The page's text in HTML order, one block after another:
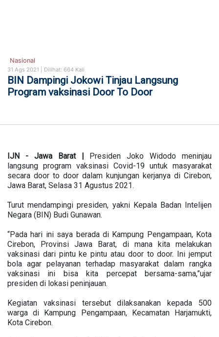
Nasional
31 Ags 2021 | Dilihat: 664 Kali
BIN Dampingi Jokowi Tinjau Langsung
Program vaksinasi Door To Door
IJN - Jawa Barat | Presiden Joko Widodo meninjau
langsung program vaksinasi Covid-19 untuk masyarakat
secara door to door dalam kunjungan kerjanya di Cirebon,
Jawa Barat, Selasa 31 Agustus 2021.
Turut mendampingi presiden, yakni Kepala Badan Intelijen
Negara (BIN) Budi Gunawan.
“Pada hari ini saya berada di Kampung Pengampaan, Kota
Cirebon, Provinsi Jawa Barat, di mana kita melakukan
vaksinasi dari pintu ke pintu atau door to door. Ini jemput
bola agar pelayanan terhadap masyarakat dalam rangka
vaksinasi ini bisa kita percepat bersama-sama,”ujar
presiden di lokasi peninjauan.
Kegiatan vaksinasi tersebut dilaksanakan kepada 500
warga di Kampung Pengampaan, Kecamatan Harjamukti,
Kota Cirebon.